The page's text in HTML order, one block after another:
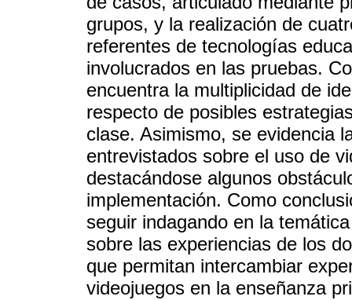
grupos, y la realización de
referentes de tecnologías
involucrados en las pruebas.
encuentra la multiplicidad de
respecto de posibles
clase. Asimismo, se evidencia
entrevistados sobre el uso de
destacándose algunos
implementación. Como
seguir indagando en la
sobre las experiencias de los
que permitan intercambiar
videojuegos en la enseñanza